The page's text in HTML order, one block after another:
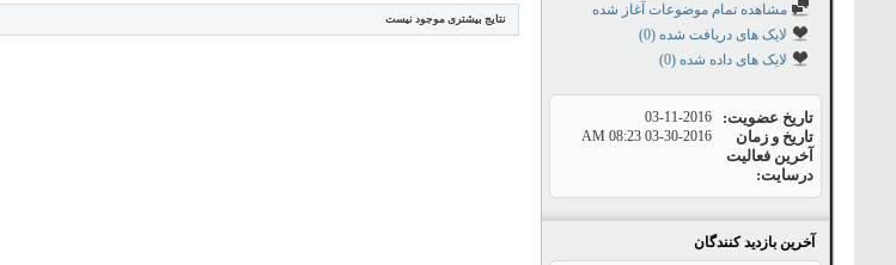
مشاهده تمام موضوعات آغاز شده
لایک های دریافت شده (0)
لایک های داده شده (0)
تاریخ عضویت 03-11-2016
تاریخ و زمان
آخرین فعالیت
درسایت
03-30-2016
08:23 AM
آخرین بازدید کنندگان
نتایج بیشتری موجود نیست